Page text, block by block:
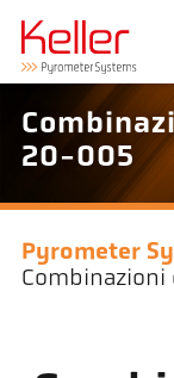
20-005
Pyrometer